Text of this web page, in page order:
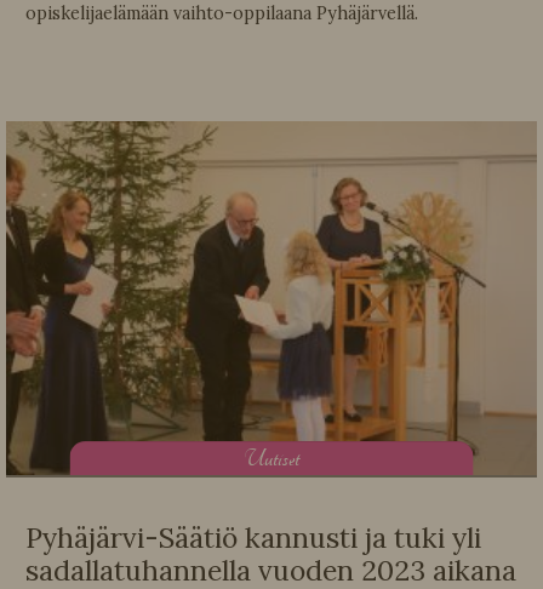
opiskelijaelämään vaihto-oppilaana Pyhäjärvellä.
Uutiset
Pyhäjärvi-Säätiö kannusti ja tuki yli
sadallatuhannella vuoden 2023 aikana